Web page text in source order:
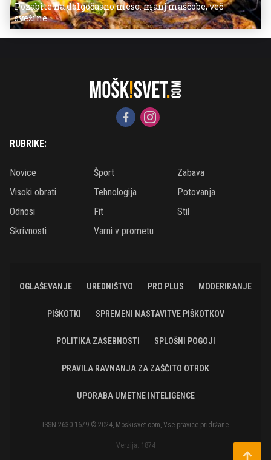
Pozabite na dolgočasno meso: manj maščobe, več
svežine
RUBRIKE:
Novice Šport
Zabava
Visoki obrati
Tehnologija
Potovanja
Odnosi
Fit
Stil
Skrivnosti
Varni v prometu
OGLAŠEVANJE UREDNIŠTVO PRO PLUS MODERIRANJE
PIŠKOTKI SPREMENI NASTAVITVE PIŠKOTKOV
POLITIKA ZASEBNOSTI SPLOŠNI POGOJI
PRAVILA RAVNANJA ZA ZAŠČITO OTROK
UPORABA UMETNE INTELIGENCE
ISSN 2630-1679 © 2024, Moskisvet.com, Vse pravice pridržane
Verzija: 1874